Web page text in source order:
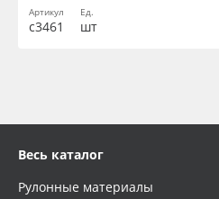
Артикул
с3461
Ед.
шт
Весь каталог
Рулонные материалы